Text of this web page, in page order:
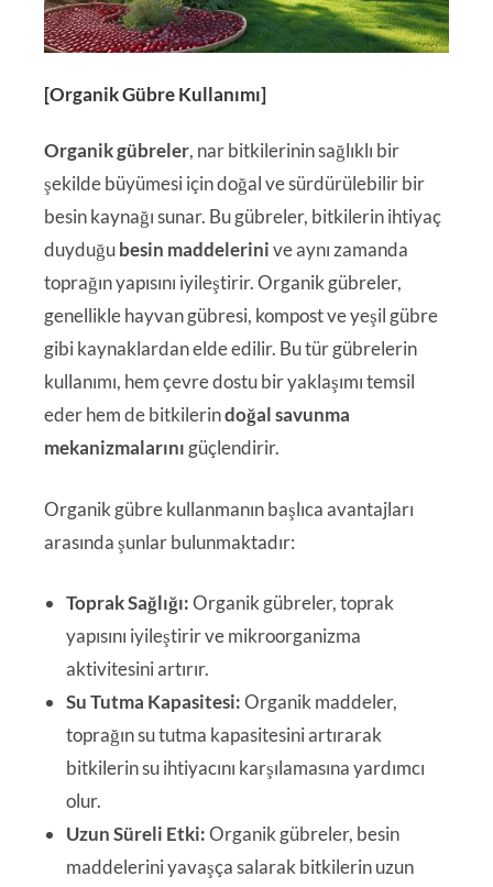
[Organik Gübre Kullanımı]
Organik gübreler, nar bitkilerinin sağlıklı bir
şekilde büyümesi için doğal ve sürdürülebilir bir
besin kaynağı sunar. Bu gübreler, bitkilerin ihtiyaç
duyduğubesin maddelerinive aynı zamanda
toprağın yapısını iyileştirir. Organik gübreler,
genellikle hayvan gübresi, kompost ve yeşil gübre
gibi kaynaklardan elde edilir. Bu tür gübrelerin
kullanımı, hem çevre dostu bir yaklaşımı temsil
eder hem de bitkilerindoğal savunma
mekanizmalarınıgüçlendirir.
Organik gübre kullanmanın başlıca avantajları
arasında şunlar bulunmaktadır:
Toprak Sağlığı:Organik gübreler, toprak
yapısını iyileştirir ve mikroorganizma
aktivitesini artırır.
Su Tutma Kapasitesi:Organik maddeler,
toprağın su tutma kapasitesini artırarak
bitkilerin su ihtiyacını karşılamasına yardımcı
olur.
Uzun Süreli Etki:Organik gübreler, besin
maddelerini yavaşça salarak bitkilerin uzun